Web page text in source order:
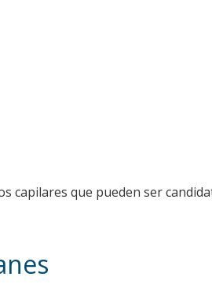
capilares que pueden ser